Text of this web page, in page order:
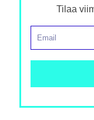
Tilaa